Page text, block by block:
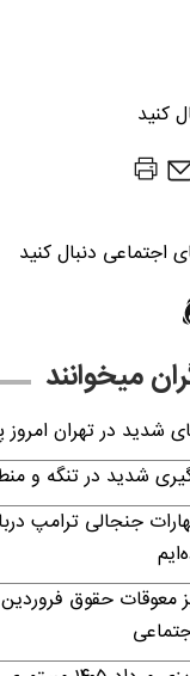
کنید
اجتماعی دنبال کنید
میخوانند
در تهران امروز پنجشنبه ۱۵
شدید در تنگه و
جنجالی ترامپ
معوقات حقوق